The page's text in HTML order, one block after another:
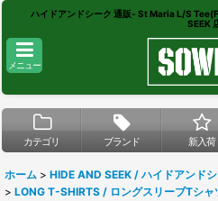
ハイドアンドシーク 通販- St Maria L/S
SEEK
メニュー
カテゴリ ブランド 新入荷
ホーム > HIDE AND SEEK / ハイドアンド
> LONG T-SHIRTS / ロングスリーブTシャ